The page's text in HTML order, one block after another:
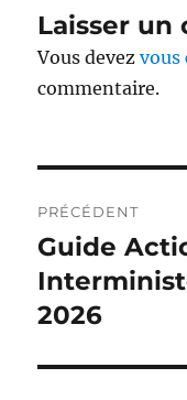
Laisser un
Vous devezvous
commentaire.
de
l’article
PRÉCÉDENT
Publication
précédente :
Guide
2026